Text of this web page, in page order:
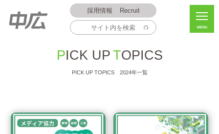
採用情報 Recruit
MENU
PICK UP TOPICS
PICK UP TOPICS 2024年一覧